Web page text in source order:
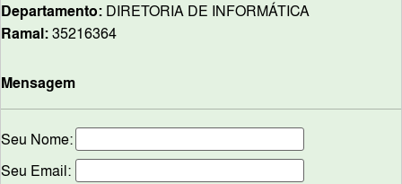
Departamento: DIRETORIA DE INFORMÁTICA
Ramal:35216364
Mensagem
Seu Nome:
Seu Email: